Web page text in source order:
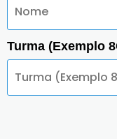
Turma (Exemplo